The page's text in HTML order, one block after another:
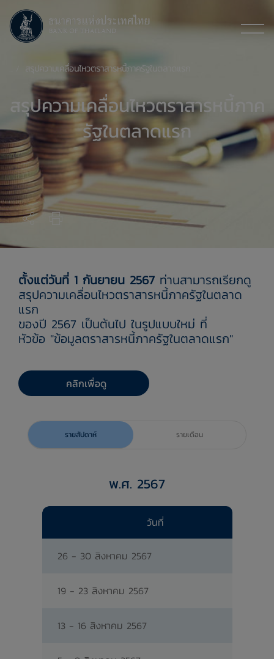
สรุปความเคลื่อนไหวตราสารหนี้ภาครัฐในตลาดแรก
สรุปความเคลื่อนไหวตราสารหนี้ภาค
รัฐในตลาดแรก
ตั้งแต่วันที่ 1 กันยายน 2567 ท่านสามารถเรียกดู
สรุปความเคลื่อนไหวตราสารหนี้ภาครัฐในตลาด
แรก
ของปี 2567 เป็นต้นไป ในรูปแบบใหม่ ที่
หัวข้อ "ข้อมูลตราสารหนี้ภาครัฐในตลาดแรก"
คลิกเพื่อดู
รายสัปดาห์ รายเดือน
พ.ศ. 2567
วันที่
26 - 30 สิงหาคม 2567
19 - 23 สิงหาคม 2567
13 - 16 สิงหาคม 2567